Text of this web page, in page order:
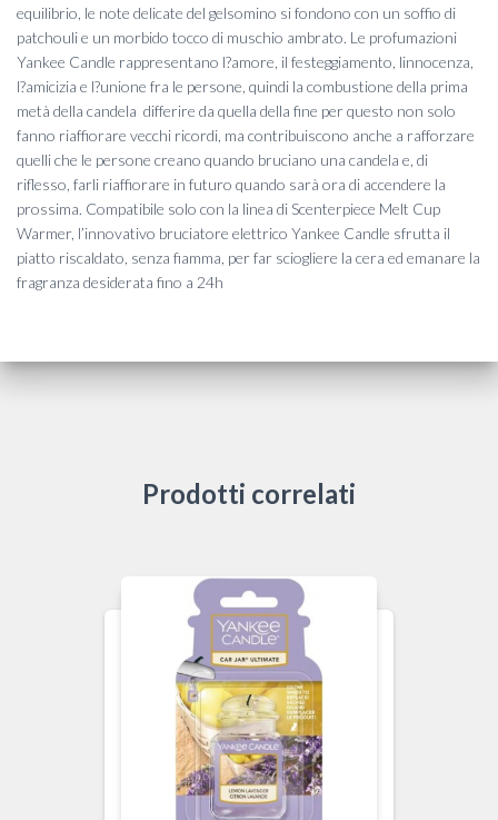
equilibrio, le note delicate del gelsomino si fondono con un soffio di
patchouli e un morbido tocco di muschio ambrato. Le profumazioni
Yankee Candle rappresentano l?amore, il festeggiamento, linnocenza,
l?amicizia e l?unione fra le persone, quindi la combustione della prima
metà della candela differire da quella della fine per questo non solo
fanno riaffiorare vecchi ricordi, ma contribuiscono anche a rafforzare
quelli che le persone creano quando bruciano una candela e, di
riflesso, farli riaffiorare in futuro quando sarà ora di accendere la
prossima. Compatibile solo con la linea di Scenterpiece Melt Cup
Warmer, l’innovativo bruciatore elettrico Yankee Candle sfrutta il
piatto riscaldato, senza fiamma, per far sciogliere la cera ed emanare la
fragranza desiderata fino a 24h
Prodotti correlati